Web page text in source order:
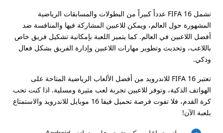
تشمل FIFA 16 عدداً كبيراً من البطولات والمسابقات الرياضية
المشهورة حول العالم، ويمكن للاعبين المشاركة فيها والمنافسة ضد
أفضل اللاعبين في العالم. كما يتميز اللعبة بإمكانية تشكيل فريق خاص
باللاعب، وتحديث وتطوير مهارات اللاعبين وإدارة الفريق بشكل فعال
وذكي.
تعتبر FIFA 16 للاندرويد من أفضل الألعاب الرياضية المتاحة على
الهواتف الذكية، وتوفر للاعبين تجربة لعب مثيرة ومسلية. اذا كنت تحب
كرة القدم، فلا تفوت فرصة تحميل فيفا 16 موبايل للاندرويد والاستمتاع
بلعبة الآن!